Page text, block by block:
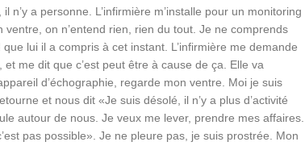
a personne. L’infirmière m’installe pour un monitoring
on n’entend rien, rien du tout. Je ne comprends
lui il a compris à cet instant. L’infirmière me demande
me dit que c’est peut être à cause de ça. Elle va
d’échographie, regarde mon ventre. Moi je suis
et nous dit «Je suis désolé, il n’y a plus d’activité
autour de nous. Je veux me lever, prendre mes affaires.
pas possible». Je ne pleure pas, je suis prostrée. Mon